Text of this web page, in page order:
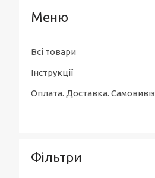
Всі товари
Інструкції
Оплата. Доставка. Самовивіз
Фільтри